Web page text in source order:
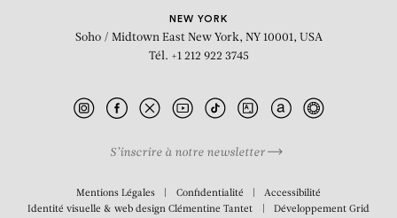
Marguerite non dupe
NEW YORK
Soho / Midtown East New York, NY 10001, USA
Tél. +1 212 922 3745
S’inscrire à notre newsletter
Mentions Légales Confidentialité
Accessibilité
Identité visuelle & web designClémentine Tantet Développement Grid